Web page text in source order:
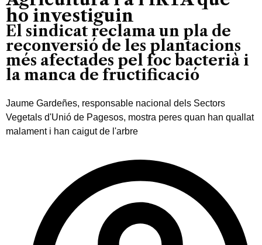
ho investiguin
El sindicat reclama un pla de
reconversió de les plantacions
més afectades pel foc bacterià i
la manca de fructificació
Jaume Gardeñes, responsable nacional dels Sectors
Vegetals d'Unió de Pagesos, mostra peres quan han quallat
malament i han caigut de l'arbre